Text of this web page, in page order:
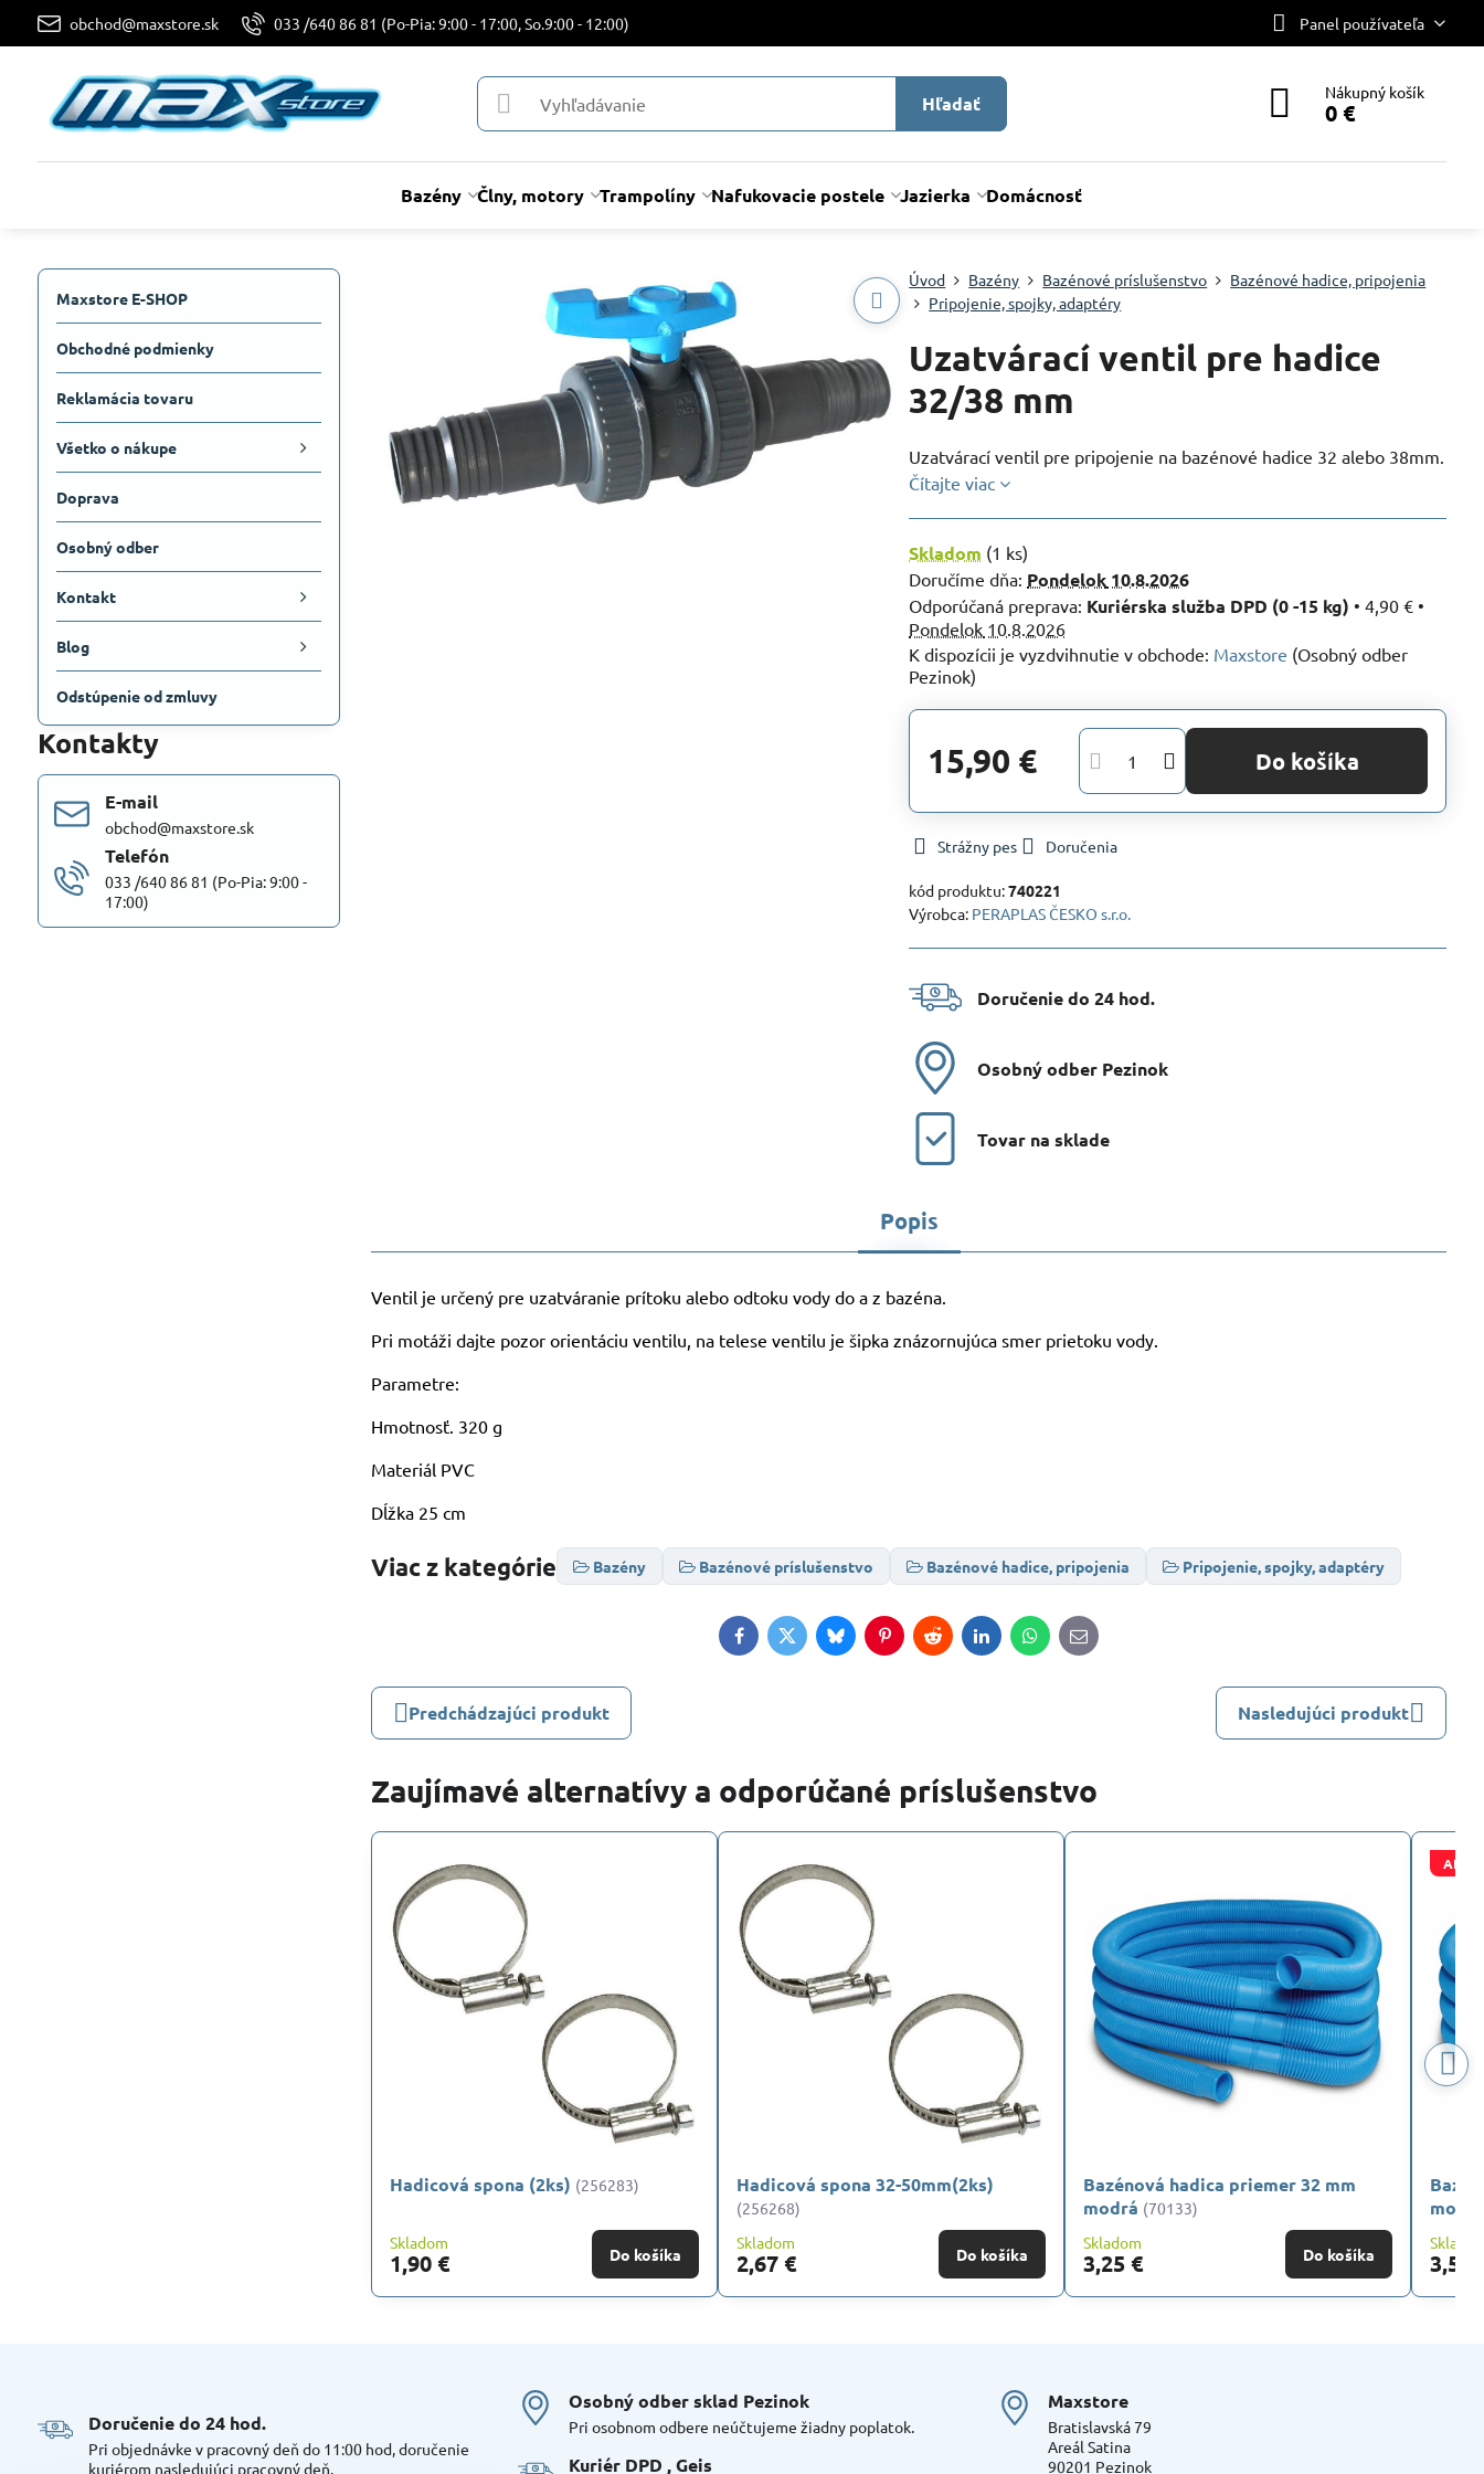
obchod@maxstore.sk 033 /640 86 81 (Po-Pia: 9:00 - 17:00, So.9:00 - 12:00) Panel používateľa
Hľadať Nákupný košík
0 €
Bazény Člny, motory Trampolíny Nafukovacie postele Jazierka Domácnosť
Úvod Bazény Bazénové príslušenstvo
Bazénové hadice, pripojenia
Pripojenie, spojky, adaptéry
Uzatvárací ventil pre hadice
32/38 mm
Uzatvárací ventil pre pripojenie na bazénové hadice 32 alebo 38mm.
Čítajte viac
Skladom (1 ks)
Doručíme dňa: Pondelok 10.8.2026
Kuriérska služba DPD (0 -15 kg) •4,90 € •
Pondelok 10.8.2026
Maxstore (Osobný odber
Pezinok)
15,90 € Do košíka
Strážny pes Doručenia
kód produktu:740221
Výrobca: PERAPLAS ČESKO s.r.o.
Doručenie do 24 hod​.
Osobný odber Pezinok
Tovar na sklade
Popis
Ventil je určený pre uzatváranie prítoku alebo odtoku vody do a z bazéna.
Pri motáži dajte pozor orientáciu ventilu, na telese ventilu je šipka znázornujúca smer prietoku vody.
Parametre:
Hmotnosť. 320 g
Materiál PVC
Dĺžka 25 cm
Viac z kategórie Bazény Bazénové príslušenstvo Bazénové hadice, pripojenia Pripojenie, spojky, adaptéry
FacebookTwitterBlueskyPinterestRedditLinkedInWhatsApp
E-
mail
Predchádzajúci produkt Nasledujúci produkt
Zaujímavé alternatívy a odporúčané príslušenstvo
Hadicová spona (2ks) (256283)
Skladom
1,90 € Do košíka
Hadicová spona 32-50mm(2ks)
(256268)
Skladom
2,67 € Do košíka
Bazénová hadica priemer 32 mm
modrá (70133)
Skladom
3,25 € Do košíka
AKCIA
3,55
Maxstore E-SHOP
Obchodné podmienky
Reklamácia tovaru
Všetko o nákupe
Doprava
Osobný odber
Kontakt
Blog
Odstúpenie od zmluvy
Kontakty
E-mail
obchod@maxstore.sk
Telefón
033 /640 86 81 (Po-Pia: 9:00 -
17:00)
Doručenie do 24 hod​.
Pri objednávke v pracovný deň do 11:00 hod, doručenie
kuriérom nasledujúci pracovný deň.
Osobný odber sklad Pezinok
Pri osobnom odbere neúčtujeme žiadny poplatok.
Kuriér DPD , Geis
Maxstore
Bratislavská 79
Areál Satina
90201 Pezinok